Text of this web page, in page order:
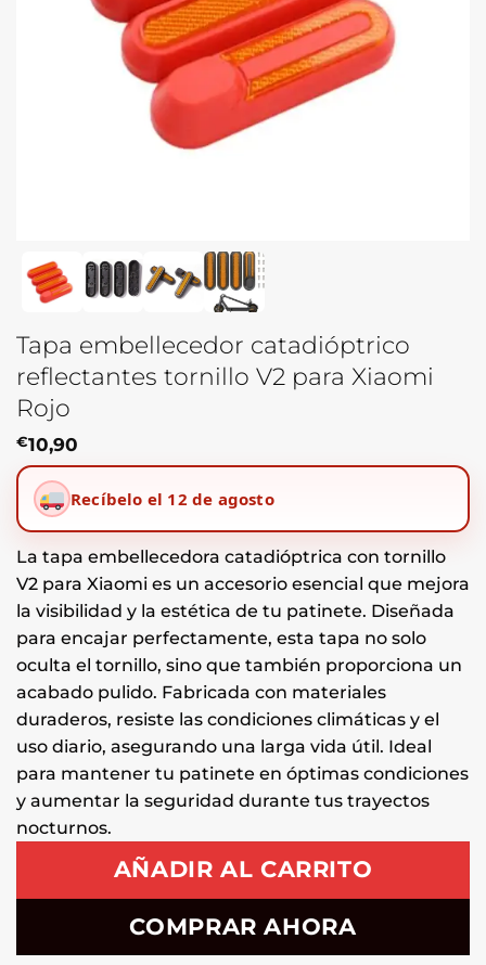
Tapa embellecedor catadióptrico
reflectantes tornillo V2 para Xiaomi
Rojo
€10,90
Recíbelo el 12 de agosto
La tapa embellecedora catadióptrica con tornillo
V2 para Xiaomi es un accesorio esencial que mejora
la visibilidad y la estética de tu patinete. Diseñada
para encajar perfectamente, esta tapa no solo
oculta el tornillo, sino que también proporciona un
acabado pulido. Fabricada con materiales
duraderos, resiste las condiciones climáticas y el
uso diario, asegurando una larga vida útil. Ideal
para mantener tu patinete en óptimas condiciones
y aumentar la seguridad durante tus trayectos
nocturnos.
AÑADIR AL CARRITO
COMPRAR AHORA